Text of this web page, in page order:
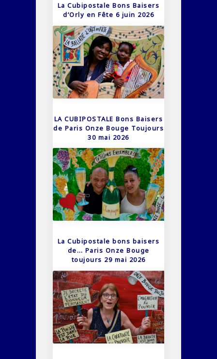
La Cubipostale Bons Baisers
d’Orly en Fête 6 juin 2026
LA CUBIPOSTALE Bons Baisers
de Paris Onze Bouge Toujours
30 mai 2026
La Cubipostale bons baisers
de… Paris Onze Bouge
toujours 29 mai 2026